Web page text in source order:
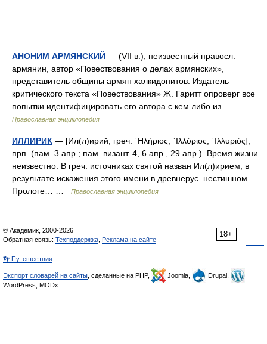
АНОНИМ АРМЯНСКИЙ — (VII в.), неизвестный правосл.
армянин, автор «Повествования о делах армянских»,
представитель общины армян халкидонитов. Издатель
критического текста «Повествования» Ж. Гаритт опроверг все
попытки идентифицировать его автора с кем либо из… …
Православная энциклопедия
ИЛЛИРИК — [Ил(л)ирий; греч. ᾿Ηλήριος, ᾿Ιλλύριος, ᾿Ιλλυριός],
прп. (пам. 3 апр.; пам. визант. 4, 6 апр., 29 апр.). Время жизни
неизвестно. В греч. источниках святой назван Ил(л)ирием, в
результате искажения этого имени в древнерус. нестишном
Прологе… …
Православная энциклопедия
18+
© Академик, 2000-2026
Обратная связь: Техподдержка Реклама на сайте
👣 Путешествия
Экспорт словарей на сайты , сделанные на PHP, Joomla,
Drupal,
WordPress, MODx.